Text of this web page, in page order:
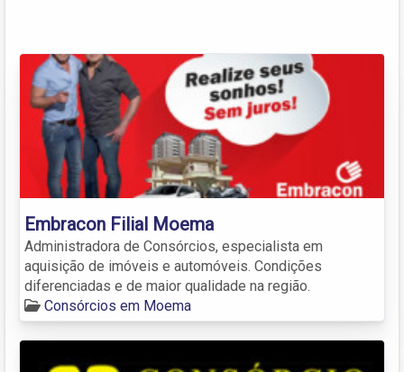
Embracon Filial Moema
Administradora de Consórcios, especialista em
aquisição de imóveis e automóveis. Condições
diferenciadas e de maior qualidade na região.
Consórcios em Moema